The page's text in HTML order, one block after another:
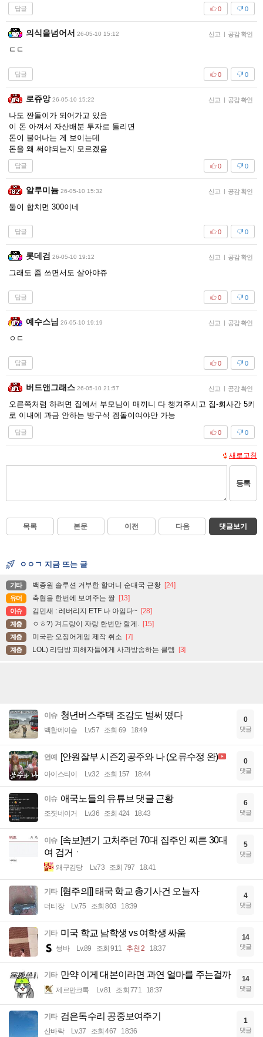
답글 0
0
의식을넘어서 26-05-10 15:12 신고 | 공감 확인
ㄷㄷ
답글 0
0
로쥬앙 26-05-10 15:22 신고 | 공감 확인
나도 짠돌이가 되어가고 있음
이 돈 아껴서 자산배분 투자로 돌리면
돈이 불어나는 게 보이는데
돈을 왜 써야되는지 모르겠음
답글 0
0
알루미늄 26-05-10 15:32 신고 | 공감 확인
둘이 합치면 300이네
답글 0
0
롯데검 26-05-10 19:12 신고 | 공감 확인
그래도 좀 쓰면서도 살아야쥬
답글 0
0
예수스님 26-05-10 19:19 신고 | 공감 확인
ㅇㄷ
답글 0
0
버드앤그래스 26-05-10 21:57 신고 | 공감 확인
오른쪽처럼 하려면 집에서 부모님이 매끼니 다 챙겨주시고 집-회사간 5키
로 이내에 과금 안하는 방구석 겜돌이여야만 가능
답글 0
0
새로고침
등록
목록 본문 이전 다음 댓글보기
ㅇㅇㄱ 지금 뜨는 글
기타 백종원 솔루션 거부한 할머니 순대국 근황 [24]
유머 축협을 한번에 보여주는 짤 [13]
이슈 김민새 : 레버리지 ETF 나 아임다~ [28]
계층 ㅇㅎ?) 겨드랑이 자랑 한번만 할게. [15]
계층 미국판 오징어게임 제작 취소 [7]
계층 LOL) 리딩방 피해자들에게 사과방송하는 클템 [3]
이슈 청년버스주택 조감도 벌써 떴다
백합에이슬 Lv.57 조회 69 18:49
0
댓글
연예 [안원잘부 시즌2] 공주와 나 (오류수정 완)
아이스티이 Lv.32 조회 157 18:44
0
댓글
이슈 애국노들의 유튜브 댓글 근황
조졋네이거 Lv.36 조회 424 18:43
6
댓글
이슈 [속보]변기 고처주던 70대 집주인 찌른 30대
여 검거ㆍ
왜구김당 Lv.73 조회 797 18:41
5
댓글
기타 [혐주의]] 태국 학교 총기사건 오늘자
더티장 Lv.75 조회 803 18:39
4
댓글
기타 미국 학교 남학생 vs 여학생 싸움
썽바 Lv.89 조회 911 추천 2 18:37
14
댓글
기타 만약 이게 대본이라면 과연 얼마를 주는걸까
제르만크록 Lv.81 조회 771 18:37
14
댓글
기타 검은독수리 공중보여주기
산바락 Lv.37 조회 467 18:36
1
댓글